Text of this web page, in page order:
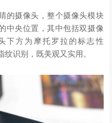
的摄像头，整个摄像头模块
中央位置，其中包括双摄像
下方为摩托罗拉的标志性
纹识别，既美观又实用。